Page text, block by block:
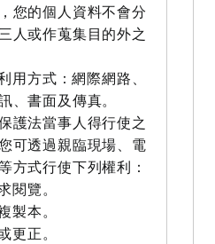
您的個人資料不會分
人或作蒐集目的外之
用方式：網際網路、
、書面及傳真。
護法當事人得行使之
可透過親臨現場、電
方式行使下列權利：
閱覽。
製本。
更正。